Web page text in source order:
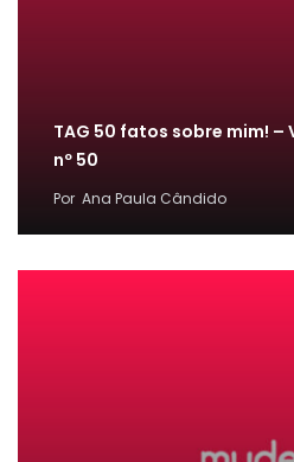
TAG 50 fatos sobre mim!
nº 50
Por Ana Paula Cândido